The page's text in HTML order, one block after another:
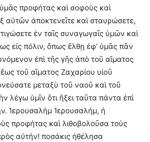
προφήτας καὶ σοφοὺς καὶ
αὐτῶν ἀποκτενεῖτε καὶ σταυρώσετε,
ἐν ταῖς συναγωγαῖς ὑμῶν καὶ
εἰς πόλιν, ὅπως ἔλθῃ ἐφ’ ὑμᾶς πᾶν
ἐπὶ τῆς γῆς ἀπὸ τοῦ αἵματος
τοῦ αἵματος Ζαχαρίου υἱοῦ
μεταξὺ τοῦ ναοῦ καὶ τοῦ
λέγω ὑμῖν ὅτι ἥξει ταῦτα πάντα ἐπὶ
Ἱερουσαλὴμ Ἱερουσαλήμ, ἡ
προφήτας καὶ λιθοβολοῦσα τοὺς
αὐτήν! ποσάκις ἠθέλησα